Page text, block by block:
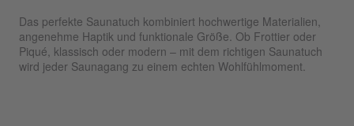
Das perfekte Saunatuch kombiniert hochwertige Materialien,
angenehme Haptik und funktionale Größe. Ob Frottier oder
Piqué, klassisch oder modern – mit dem richtigen Saunatuch
wird jeder Saunagang zu einem echten Wohlfühlmoment.